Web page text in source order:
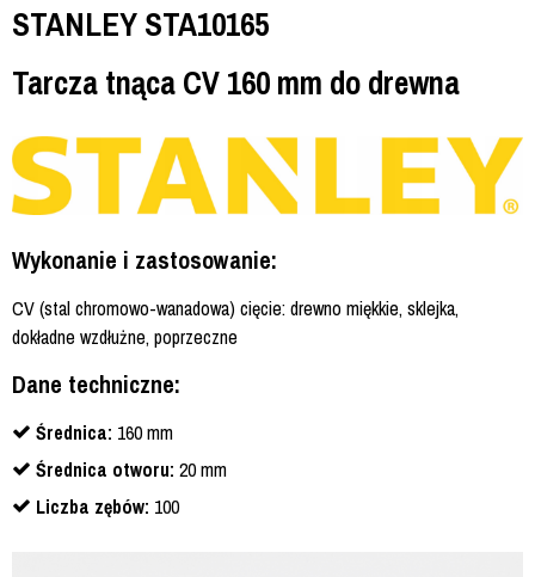
STANLEY STA10165
Tarcza tnąca CV 160 mm do drewna
Wykonanie i zastosowanie:
CV (stal chromowo-wanadowa) cięcie: drewno miękkie, sklejka,
dokładne wzdłużne, poprzeczne
Dane techniczne:
Średnica: 160 mm
Średnica otworu: 20 mm
Liczba zębów: 100